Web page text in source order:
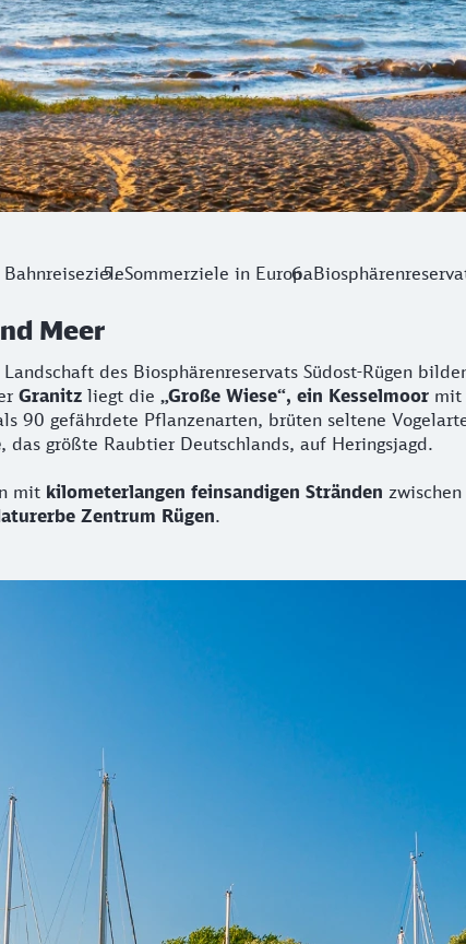
Sommerziele in Europa
Meer
des Biosphärenreservats Südost-Rügen
Granitz liegt die „Große Wiese“, ein Kesselmoor mit
90 gefährdete Pflanzenarten, brüten seltene
, das größte Raubtier Deutschlands, auf Heringsjagd.
mit kilometerlangen feinsandigen Stränden
Zentrum Rügen.